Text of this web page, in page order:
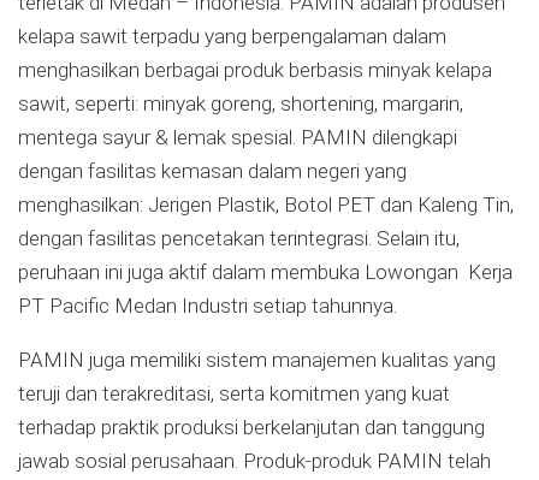
kelapa sawit terpadu yang berpengalaman dalam
menghasilkan berbagai produk berbasis minyak kelapa
sawit, seperti: minyak goreng, shortening, margarin,
mentega sayur & lemak spesial. PAMIN dilengkapi
dengan fasilitas kemasan dalam negeri yang
menghasilkan: Jerigen Plastik, Botol PET dan Kaleng Tin,
dengan fasilitas pencetakan terintegrasi. Selain itu,
peruhaan ini juga aktif dalam membuka Lowongan Kerja
PT Pacific Medan Industri setiap tahunnya.
PAMIN juga memiliki sistem manajemen kualitas yang
teruji dan terakreditasi, serta komitmen yang kuat
terhadap praktik produksi berkelanjutan dan tanggung
jawab sosial perusahaan. Produk-produk PAMIN telah